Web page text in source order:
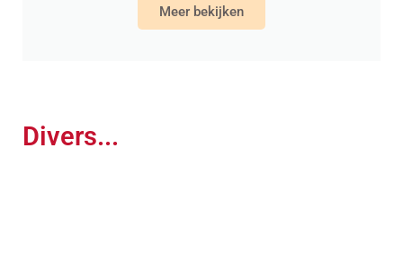
Meer bekijken
Divers...